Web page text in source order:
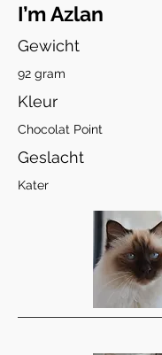
I’m Azlan
Gewicht
92 gram
Kleur
Chocolat Point
Geslacht
Kater